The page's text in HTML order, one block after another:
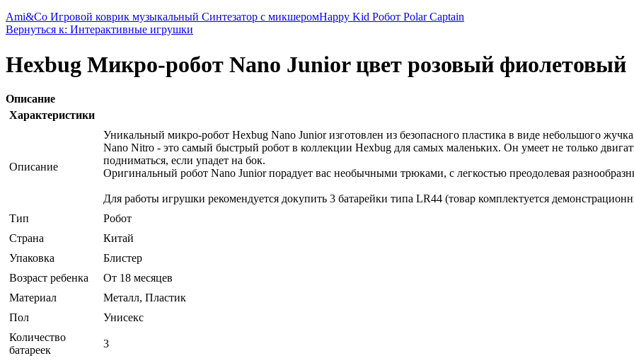
Ami&Co Игровой коврик музыкальный Синтезатор с микшеромHappy Kid Робот Polar Captain
Вернуться к: Интерактивные игрушки
Hexbug Микро-робот Nano Junior цвет розовый фиолетовый
Описание
Характеристики
Описание
Уникальный микро-робот Hexbug Nano Junior изготовлен из безопасного пластика в виде небольшого
Nano Nitro - это самый быстрый робот в коллекции Hexbug для самых маленьких. Он умеет не только
подниматься, если упадет на бок.
Оригинальный робот Nano Junior порадует вас необычными трюками, с легкостью преодолевая
Для работы игрушки рекомендуется докупить 3 батарейки типа LR44 (товар комплектуется
Тип
Робот
Страна
Китай
Упаковка
Блистер
Возраст ребенка
От 18 месяцев
Материал
Металл, Пластик
Пол
Унисекс
Количество
батареек
3